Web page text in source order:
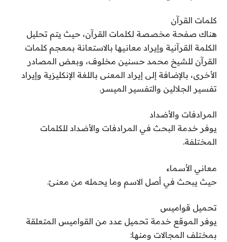
كلمات القرآن
هناك صفحة مخصصة لكلمات القرآن، حيث يتم تحليل
الكلمة القرآنية وإيراد معانيها بالاستعانة بمعجم كلمات
القرآن للشيخ محمد حسنين مخلوف، وبعض المصادر
الأخرى، بالإضافة إلى إيراد المعنى باللغة الإنكليزية وإيراد
تفسير الجلالين والتفسير الميسر.
المرادفات والأضداد
يوفر خدمة البحث في المرادفات والأضداد للكلمات
المختلفة.
معاني الأسماء
حيث يبحث في أصل الاسم وما يحمله من معنىً.
تحميل قواميس
يوفر الموقع خدمة تحميل عدد من القواميس المتعلقة
بمختلف المجالات ومنها: